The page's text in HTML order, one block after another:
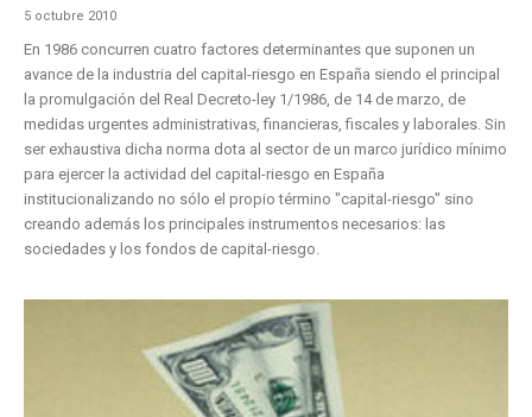
5 octubre 2010
En 1986 concurren cuatro factores determinantes que suponen un
avance de la industria del capital-riesgo en España siendo el principal
la promulgación del Real Decreto-ley 1/1986, de 14 de marzo, de
medidas urgentes administrativas, financieras, fiscales y laborales. Sin
ser exhaustiva dicha norma dota al sector de un marco jurídico mínimo
para ejercer la actividad del capital-riesgo en España
institucionalizando no sólo el propio término "capital-riesgo" sino
creando además los principales instrumentos necesarios: las
sociedades y los fondos de capital-riesgo.